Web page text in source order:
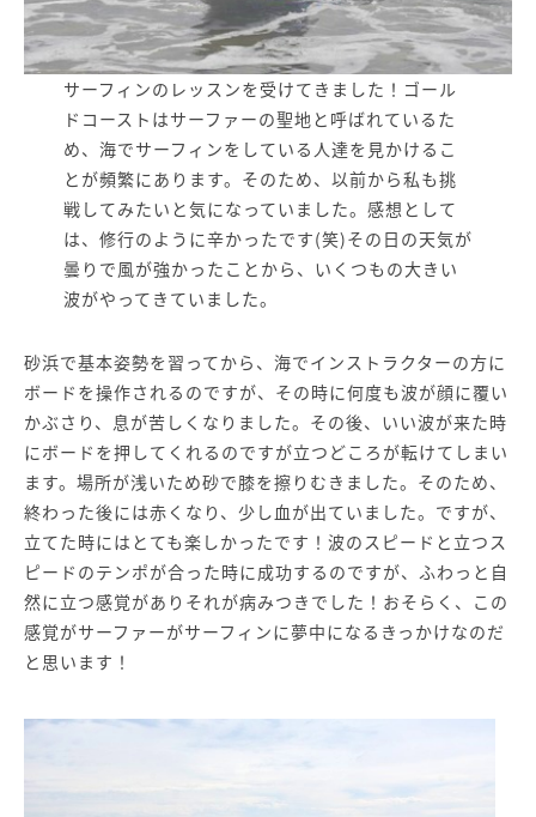
サーフィンのレッスンを受けてきました！ゴール
ドコーストはサーファーの聖地と呼ばれているた
め、海でサーフィンをしている人達を見かけるこ
とが頻繁にあります。そのため、以前から私も挑
戦してみたいと気になっていました。感想として
は、修行のように辛かったです(笑)その日の天気が
曇りで風が強かったことから、いくつもの大きい
波がやってきていました。
砂浜で基本姿勢を習ってから、海でインストラクターの方に
ボードを操作されるのですが、その時に何度も波が顔に覆い
かぶさり、息が苦しくなりました。その後、いい波が来た時
にボードを押してくれるのですが立つどころが転けてしまい
ます。場所が浅いため砂で膝を擦りむきました。そのため、
終わった後には赤くなり、少し血が出ていました。ですが、
立てた時にはとても楽しかったです！波のスピードと立つス
ピードのテンポが合った時に成功するのですが、ふわっと自
然に立つ感覚がありそれが病みつきでした！おそらく、この
感覚がサーファーがサーフィンに夢中になるきっかけなのだ
と思います！